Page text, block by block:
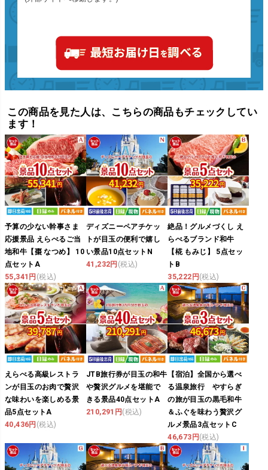
この商品を見た人は、こちらの商品もチェックしてい
ます！
予算の少ない幹事さま
応援景品 えらべるご当
地和牛【棗 なつめ】 10
点セットA
55,341円 (税込)
ディズニーペアチケッ
トが目玉の便利で嬉し
い景品10点セットN
41,232円 (税込)
絶品！グルメづくし え
らべるブランド和牛
【椛 もみじ】 5点セッ
トB
35,222円(税込)
えらべる高級レストラ
ンが目玉のお肉で贅沢
な味わいを楽しめる景
品5点セットA
40,436円 (税込)
JTB旅行券が目玉の和牛
や贅沢グルメを堪能で
きる景品40点セットA
210,291円(税込)
【宿泊】全国から選べ
る温泉旅行 やすらぎ
の旅が目玉の黒毛和牛
＆ふぐを味わう贅沢グ
ルメ景品3点セットC
46,673円(税込)